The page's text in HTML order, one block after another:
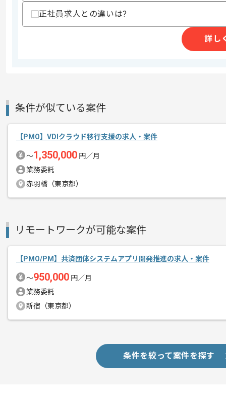
その他募集要項
商談回数
2026/04/01
メント
PMOの経験を活かすことができます。
新しいアイディアや技術を積極的に導入
正社員求人との違いは?
詳し
条件が似ている案件
【PMO】VDIクラウド移行支援の求人・案件
〜1,350,000 円／月
業務委託
赤羽橋（東京都）
リモートワークが可能な案件
【PMO/PM】共済団体システムアプリ開発推進の求人・案件
〜950,000 円／月
業務委託
新宿（東京都）
条件を絞って案件を探す